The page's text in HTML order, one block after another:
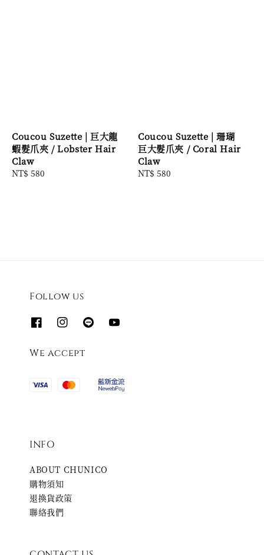
Coucou Suzette | 巨大龍
蝦髮爪夾 / Lobster Hair
Claw
Regular
NT$ 580
Coucou Suzette | 珊瑚
巨大髮爪夾 / Coral Hair
Claw
Regular
NT$ 580
Follow us
We accept
INFO
ABOUT CHUNICO
購物須知
退換貨政策
聯絡我們